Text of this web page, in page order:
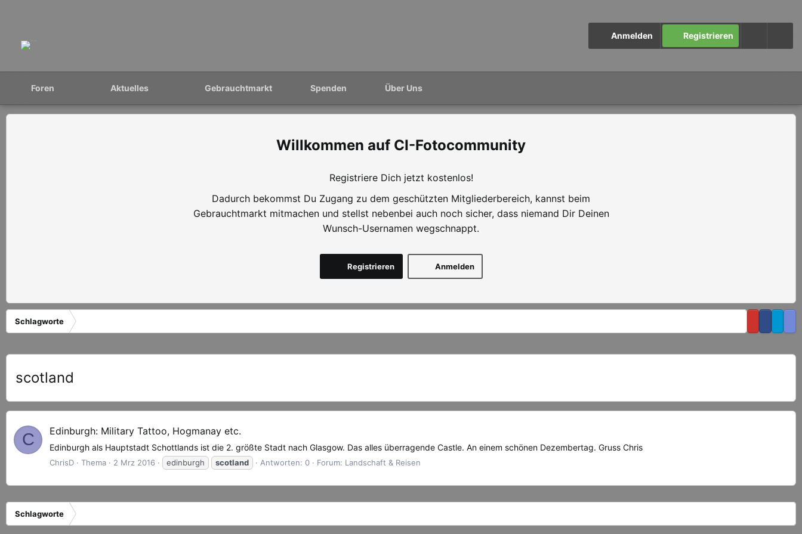
Anmelden Registrieren
Foren Aktuelles Gebrauchtmarkt Spenden Über Uns
CI-Fotocommunity
Registriere Dich jetzt kostenlos!
Dadurch bekommst Du Zugang zu dem geschützten Mitgliederbereich, kannst beim
Gebrauchtmarkt mitmachen und stellst nebenbei auch noch sicher, dass niemand Dir Deinen
Wunsch-Usernamen wegschnappt.
Anmelden
Registrieren
Schlagworte
scotland
C Edinburgh: Military Tattoo, Hogmanay etc.
Edinburgh als Hauptstadt Schottlands ist die 2. größte Stadt nach Glasgow. Das alles überragende Castle. An einem schönen Dezembertag. Gruss Chris
ChrisD Thema 2 Mrz 2016 edinburgh scotland Antworten: 0 Forum: Landschaft & Reisen
Schlagworte